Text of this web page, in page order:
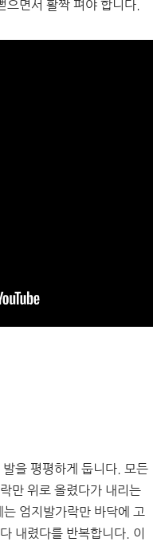
으면서 활짝 펴야 합니다.
을 평평하게 둡니다. 모든
만 위로 올렸다가 내리는
엄지발가락만 바닥에 고
내렸다를 반복합니다. 이